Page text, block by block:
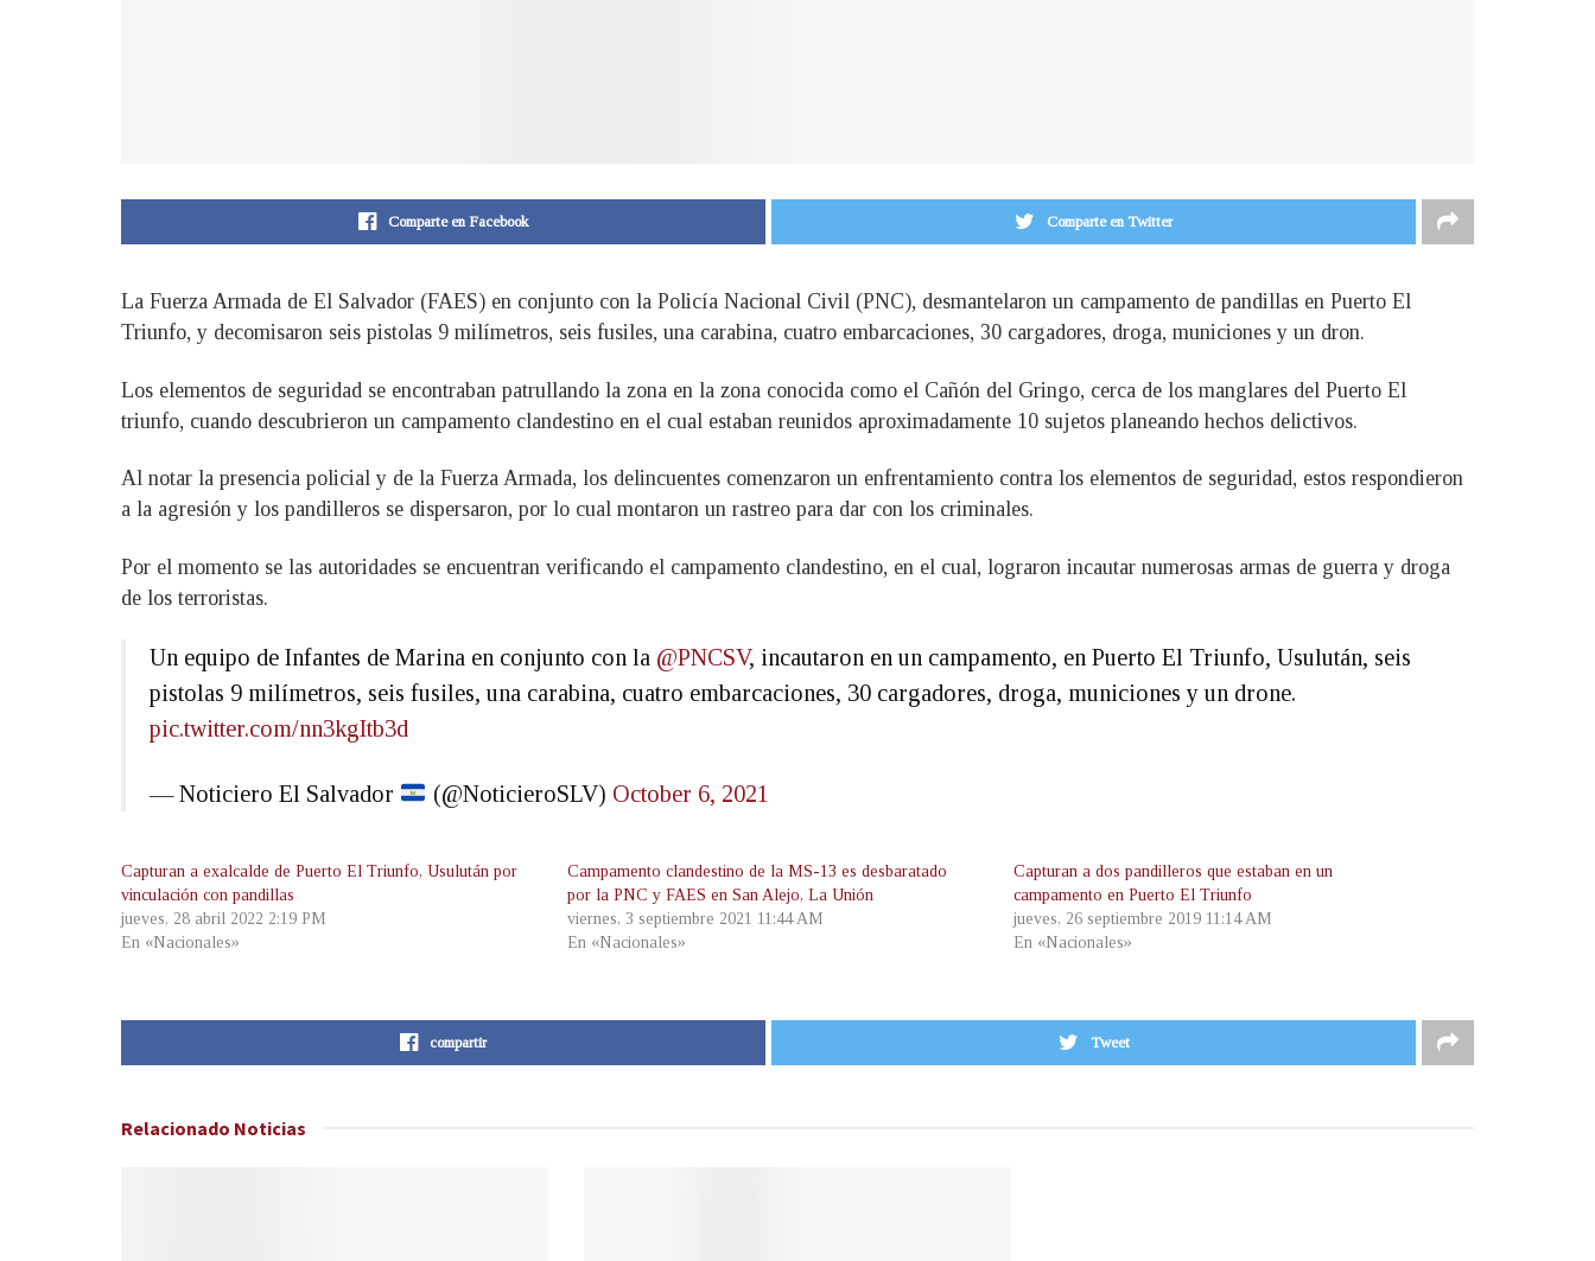
Comparte en Facebook Comparte en Twitter
La Fuerza Armada de El Salvador (FAES) en conjunto con la Policía Nacional Civil (PNC), desmantelaron un campamento de pandillas en Puerto El
Triunfo, y decomisaron seis pistolas 9 milímetros, seis fusiles, una carabina, cuatro embarcaciones, 30 cargadores, droga, municiones y un dron.
Los elementos de seguridad se encontraban patrullando la zona en la zona conocida como el Cañón del Gringo, cerca de los manglares del Puerto El
triunfo, cuando descubrieron un campamento clandestino en el cual estaban reunidos aproximadamente 10 sujetos planeando hechos delictivos.
Al notar la presencia policial y de la Fuerza Armada, los delincuentes comenzaron un enfrentamiento contra los elementos de seguridad, estos respondieron
a la agresión y los pandilleros se dispersaron, por lo cual montaron un rastreo para dar con los criminales.
Por el momento se las autoridades se encuentran verificando el campamento clandestino, en el cual, lograron incautar numerosas armas de guerra y droga
de los terroristas.
Un equipo de Infantes de Marina en conjunto con la @PNCSV, incautaron en un campamento, en Puerto El Triunfo, Usulután, seis
pistolas 9 milímetros, seis fusiles, una carabina, cuatro embarcaciones, 30 cargadores, droga, municiones y un drone.
pic.twitter.com/nn3kgItb3d
— Noticiero El Salvador (@NoticieroSLV) October 6, 2021
Capturan a exalcalde de Puerto El Triunfo, Usulután por
vinculación con pandillas
jueves, 28 abril 2022 2:19 PM
En «Nacionales»
Campamento clandestino de la MS-13 es desbaratado
por la PNC y FAES en San Alejo, La Unión
viernes, 3 septiembre 2021 11:44 AM
En «Nacionales»
Capturan a dos pandilleros que estaban en un
campamento en Puerto El Triunfo
jueves, 26 septiembre 2019 11:14 AM
En «Nacionales»
compartir Tweet
Relacionado Noticias